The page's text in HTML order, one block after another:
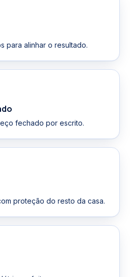
para alinhar o resultado.
fechado por escrito.
proteção do resto da casa.